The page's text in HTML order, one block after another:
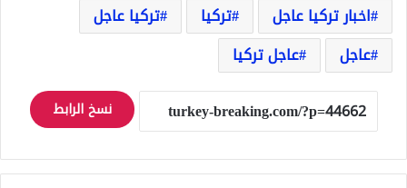
اخبار تركيا عاجل
تركيا
تركيا عاجل
عاجل
عاجل تركيا
نسخ الرابط